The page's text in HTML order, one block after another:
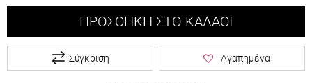
ΠΡΟΣΘΉΚΗ ΣΤΟ ΚΑΛΆΘΙ
Σύγκριση Αγαπημένα